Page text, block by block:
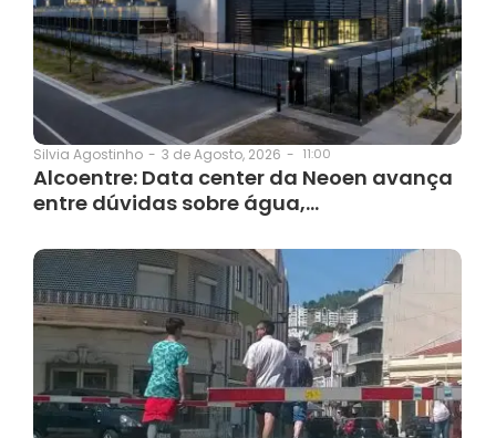
Silvia Agostinho - 3 de Agosto, 2026 - 11:00
Alcoentre: Data center da Neoen avança
entre dúvidas sobre água,…